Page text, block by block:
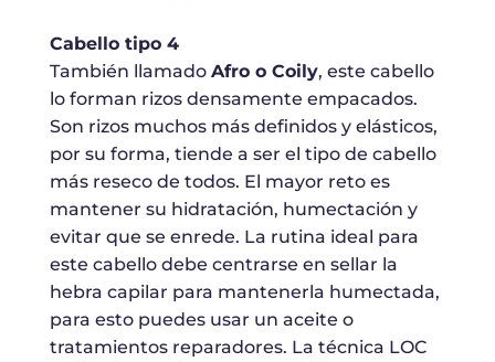
Cabello tipo 4
También llamado Afro o Coily, este cabello
lo forman rizos densamente empacados.
Son rizos muchos más definidos y elásticos,
por su forma, tiende a ser el tipo de cabello
más reseco de todos. El mayor reto es
mantener su hidratación, humectación y
evitar que se enrede. La rutina ideal para
este cabello debe centrarse en sellar la
hebra capilar para mantenerla humectada,
para esto puedes usar un aceite o
tratamientos reparadores. La técnica LOC